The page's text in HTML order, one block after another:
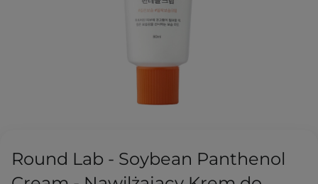
Round Lab - Soybean Panthenol